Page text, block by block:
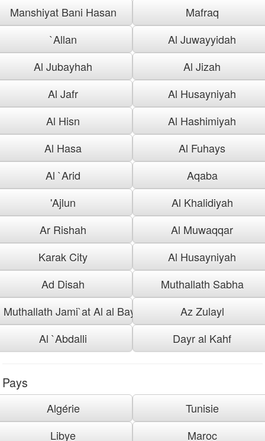
Manshiyat Bani Hasan
Mafraq
`Allan
Al Juwayyidah
Al Jubayhah
Al Jizah
Al Jafr
Al Husayniyah
Al Hisn
Al Hashimiyah
Al Hasa
Al Fuhays
Al `Arid
Aqaba
'Ajlun
Al Khalidiyah
Ar Rishah
Al Muwaqqar
Karak City
Al Husayniyah
Ad Disah
Muthallath Sabha
Muthallath Jami`at Al al Bayt
Az Zulayl
Al `Abdalli
Dayr al Kahf
Pays
Algérie
Tunisie
Libye
Maroc